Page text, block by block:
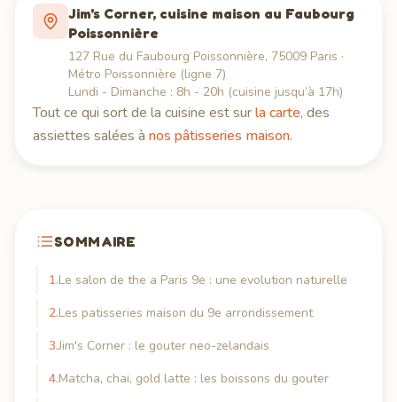
Jim's Corner, cuisine maison au Faubourg
Poissonnière
127 Rue du Faubourg Poissonnière, 75009 Paris ·
Métro Poissonnière (ligne 7)
Lundi - Dimanche : 8h - 20h (cuisine jusqu’à 17h)
Tout ce qui sort de la cuisine est surla carte, des
assiettes salées à nos pâtisseries maison.
SOMMAIRE
1.Le salon de the a Paris 9e : une evolution naturelle
2.Les patisseries maison du 9e arrondissement
3.Jim's Corner : le gouter neo-zelandais
4.Matcha, chai, gold latte : les boissons du gouter